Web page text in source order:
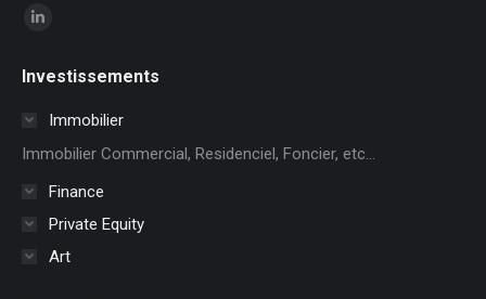
Encuéntranos en:
opens
Investissements
Immobilier
Immobilier Commercial, Residenciel, Foncier, etc...
Finance
Private Equity
Art